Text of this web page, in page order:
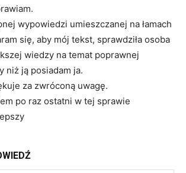
wypowiedzi umieszczanej na łamach
się, aby mój tekst, sprawdziła osoba
wiedzy na temat poprawnej
niż ją posiadam ja.
za zwróconą uwagę.
po raz ostatni w tej sprawie